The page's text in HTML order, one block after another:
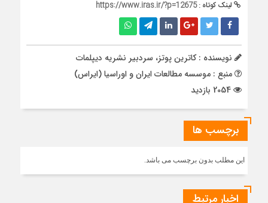
لینک کوتاه :https://www.iras.ir/?p=12675
نویسنده : کاترین پوتز، سردبیر نشریه دیپلمات
منبع : موسسه مطالعات ایران و اوراسیا (ایراس)
برچسب ها
این مطلب بدون برچسب می باشد.
اخبار مرتبط